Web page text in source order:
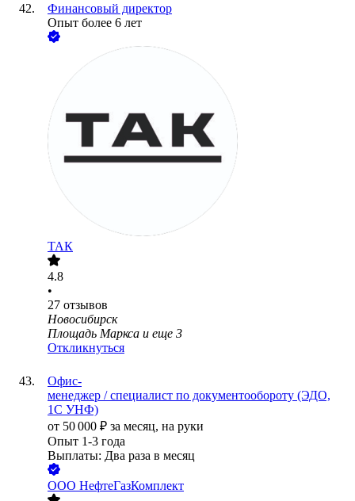
Финансовый директор
Опыт более 6 лет
ТАК
4.8
•
27 отзывов
Новосибирск
Площадь Маркса и еще 3
Откликнуться
Офис-
менеджер / специалист по документообороту (ЭДО,
1С УНФ)
от 50 000 ₽ за месяц, на руки
Опыт 1-3 года
Выплаты: Два раза в месяц
ООО НефтеГазКомплект